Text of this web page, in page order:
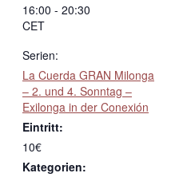
16:00 - 20:30
CET
Serien:
La Cuerda GRAN Milonga
– 2. und 4. Sonntag –
Exilonga in der Conexión
Eintritt:
10€
Kategorien: